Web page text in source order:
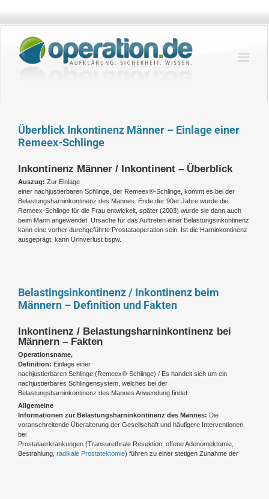
springen
Überblick Inkontinenz Männer – Einlage einer
Remeex-Schlinge
Inkontinenz Männer / Inkontinent – Überblick
Auszug: Zur Einlage
einer nachjustierbaren Schlinge, der Remeex®-Schlinge, kommt es bei der
Belastungsharninkontinenz des Mannes. Ende der 90er Jahre wurde die
Remeex-Schlinge für die Frau entwickelt, später (2003) wurde sie dann auch
beim Mann angewendet. Ursache für das Auftreten einer Belastungsinkontinenz
kann eine vorher durchgeführte Prostataoperation sein. Ist die Harninkontinenz
ausgeprägt, kann Urinverlust bspw.
Belastingsinkontinenz / Inkontinenz beim
Männern – Definition und Fakten
Inkontinenz / Belastungsharninkontinenz bei
Männern – Fakten
Operationsname,
Definition: Einlage einer
nachjustierbaren Schlinge (Remeex®-Schlinge) / Es handelt sich um ein
nachjustierbares Schlingensystem, welches bei der
Belastungsharninkontinenz des Mannes Anwendung findet.
Allgemeine
Informationen zur Belastungsharninkontinenz des Mannes: Die
voranschreitende Überalterung der Gesellschaft und häufigere Interventionen
bei
Prostataerkrankungen (Transurethrale Resektion, offene Adenomektomie,
Bestrahlung, radikale Prostatektomie) führen zu einer stetigen Zunahme der